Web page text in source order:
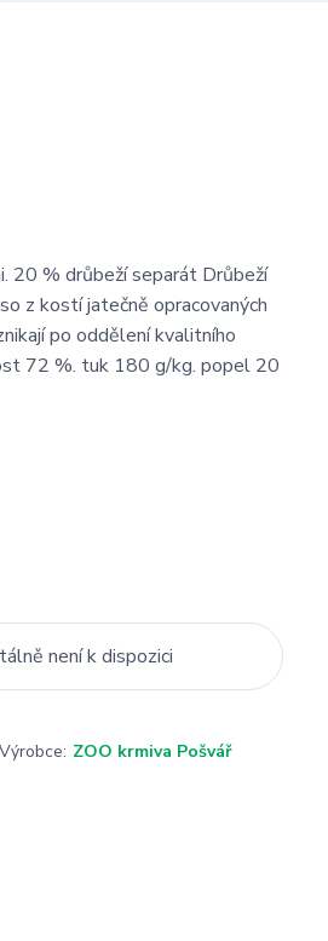
20 % drůbeží separát Drůbeží
z kostí jatečně opracovaných
po oddělení kvalitního
72 %. tuk 180 g/kg. popel 20
není k dispozici
Výrobce: ZOO krmiva Pošvář